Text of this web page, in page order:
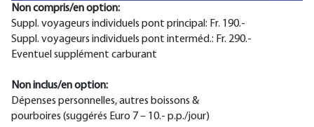
Non compris/en option:
Suppl. voyageurs individuels pont principal: Fr. 190.-
Suppl. voyageurs individuels pont interméd.: Fr. 290.-
Eventuel supplément carburant
Non inclus/en option:
Dépenses personnelles, autres boissons &
pourboires (suggérés Euro 7 – 10.- p.p./jour)